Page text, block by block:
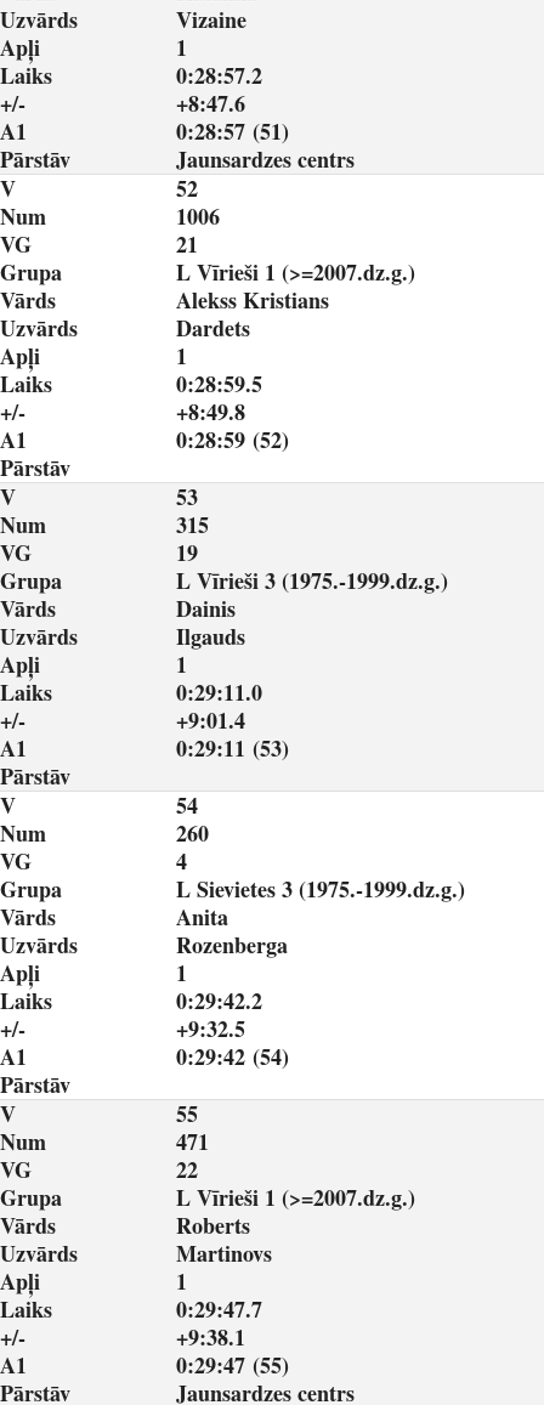
Uzvārds
Vizaine
Apļi
1
Laiks
0:28:57.2
+/-
+8:47.6
A1
0:28:57 (51)
Pārstāv
Jaunsardzes centrs
V
52
Num
1006
VG
21
Grupa
L Vīrieši 1 (>=2007.dz.g.)
Vārds
Alekss Kristians
Uzvārds
Dardets
Apļi
1
Laiks
0:28:59.5
+/-
+8:49.8
A1
0:28:59 (52)
Pārstāv
V
53
Num
315
VG
19
Grupa
L Vīrieši 3 (1975.-1999.dz.g.)
Vārds
Dainis
Uzvārds
Ilgauds
Apļi
1
Laiks
0:29:11.0
+/-
+9:01.4
A1
0:29:11 (53)
Pārstāv
V
54
Num
260
VG
4
Grupa
L Sievietes 3 (1975.-1999.dz.g.)
Vārds
Anita
Uzvārds
Rozenberga
Apļi
1
Laiks
0:29:42.2
+/-
+9:32.5
A1
0:29:42 (54)
Pārstāv
V
55
Num
471
VG
22
Grupa
L Vīrieši 1 (>=2007.dz.g.)
Vārds
Roberts
Uzvārds
Martinovs
Apļi
1
Laiks
0:29:47.7
+/-
+9:38.1
A1
0:29:47 (55)
Pārstāv
Jaunsardzes centrs